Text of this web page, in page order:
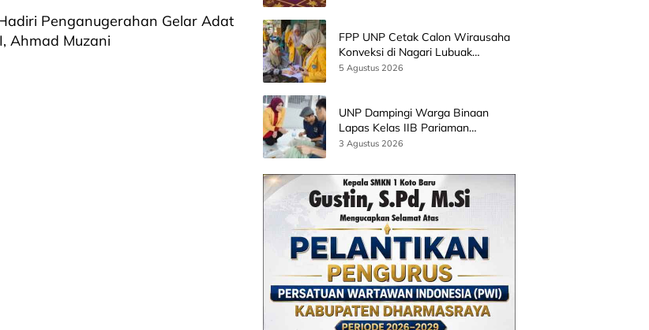
Penganugerahan Gelar Adat
Ahmad Muzani
FPP UNP Cetak Calon Wirausaha
Konveksi di Nagari Lubuak
Batingkok Limapuluh Kota
5 Agustus 2026
UNP Dampingi Warga Binaan
Lapas Kelas IIB Pariaman
Kembangkan Produk Kreatif
3 Agustus 2026